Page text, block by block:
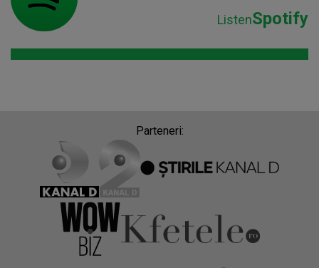
ListenSpotify
Parteneri: